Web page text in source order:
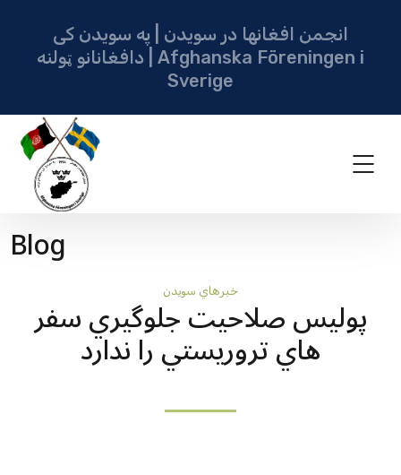
انجمن افغانها در سویدن | په سویدن کی
دافغانانو ټولنه | Afghanska Föreningen i
Sverige
Blog
خبرهاي سويدن
پوليس صلاحيت جلوگيري سفر
هاي تروريستي را ندارد